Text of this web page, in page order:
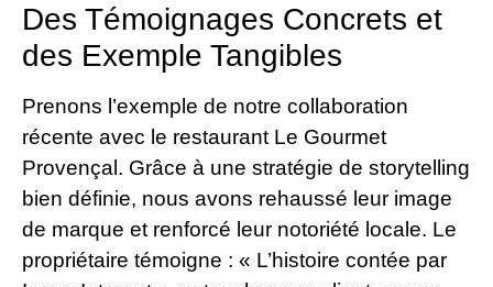
Des Témoignages Concrets et
des Exemple Tangibles
Prenons l’exemple de notre collaboration
récente avec le restaurant Le Gourmet
Provençal. Grâce à une stratégie de storytelling
bien définie, nous avons rehaussé leur image
de marque et renforcé leur notoriété locale. Le
propriétaire témoigne : « L’histoire contée par